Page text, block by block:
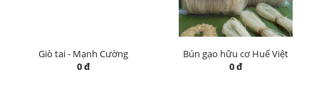
Giò tai - Mạnh Cường
0 đ
Bún gạo hữu cơ Huế Việt
0 đ